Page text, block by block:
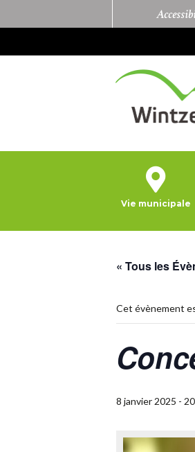
Vie municipale
« Tous les
Cet évènement
8 janvier 2025 -